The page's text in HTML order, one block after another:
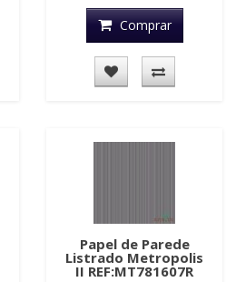
Comprar
Papel de Parede
Listrado Metropolis
II REF:MT781607R